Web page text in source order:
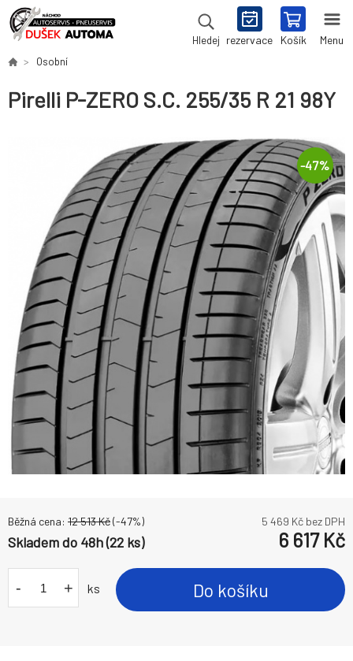
Hledej rezervace Košík Menu
Osobní
Pirelli P-ZERO S.C. 255/35 R 21 98Y
-47%
Běžná cena: 12 513Kč(-47%) 5 469 Kč bez DPH
Skladem do 48h (22 ks) 6 617Kč
- + ks Do košíku